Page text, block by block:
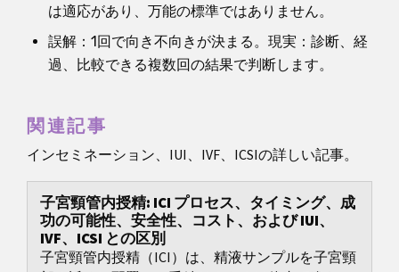
は適応があり、万能の標準ではありません。
誤解：1回で向き不向きが決まる。現実：診断、経
過、比較できる複数回の結果で判断します。
関連記事
インセミネーション、IUI、IVF、ICSIの詳しい記事。
子宮頸管内授精: ICI プロセス、タイミング、成
功の可能性、安全性、コスト、および IUI、
IVF、ICSI との区別
子宮頸管内授精（ICI）は、精液サンプルを子宮頸